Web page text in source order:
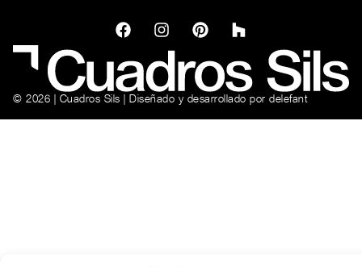
© 2026 | Cuadros Sils | Diseñado y desarrollado por delefant